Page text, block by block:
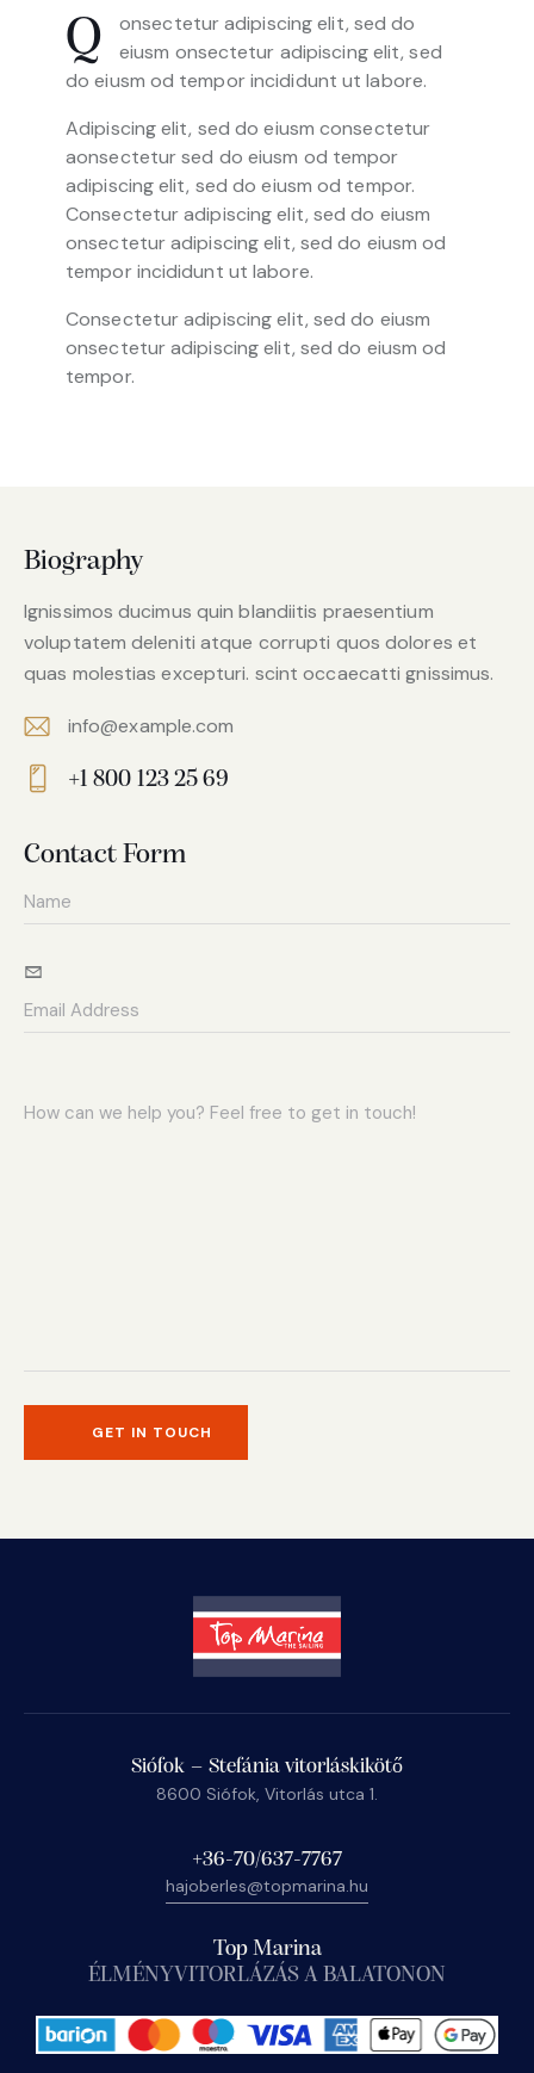
Q
onsectetur adipiscing elit, sed do
eiusm onsectetur adipiscing elit, sed
do eiusm od tempor incididunt ut labore.
Adipiscing elit, sed do eiusm consectetur
aonsectetur sed do eiusm od tempor
adipiscing elit, sed do eiusm od tempor.
Consectetur adipiscing elit, sed do eiusm
onsectetur adipiscing elit, sed do eiusm od
tempor incididunt ut labore.
Consectetur adipiscing elit, sed do eiusm
onsectetur adipiscing elit, sed do eiusm od
tempor.
Biography
Ignissimos ducimus quin blandiitis praesentium
voluptatem deleniti atque corrupti quos dolores et
quas molestias excepturi. scint occaecatti gnissimus.
E-
m
info@example.com
on
+1 800 123 25 69
Contact Form
Siófok – Stefánia vitorláskikötő
8600 Siófok, Vitorlás utca 1.
+36-70/637-7767
hajoberles@topmarina.hu
Top Marina
ÉLMÉNYVITORLÁZÁS A BALATONON